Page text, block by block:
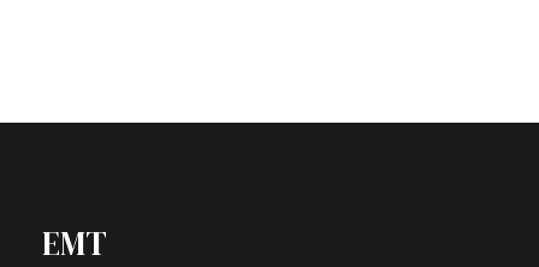
EMT